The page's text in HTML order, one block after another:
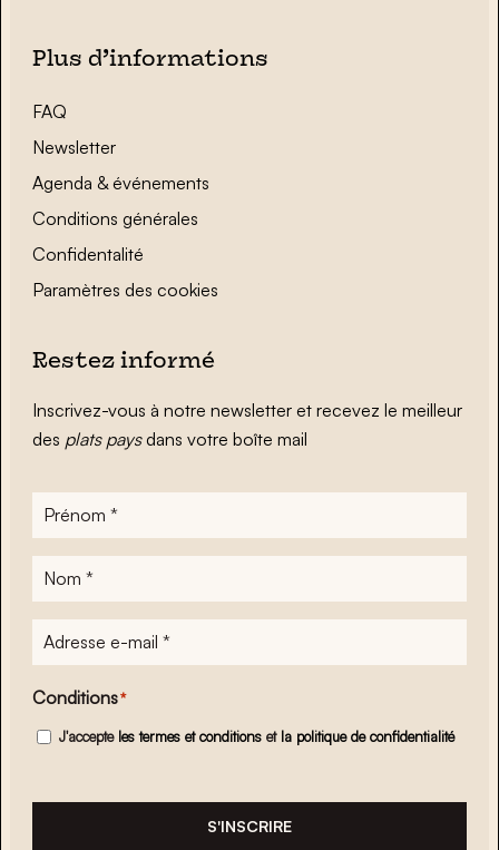
Plus d’informations
FAQ
Newsletter
Agenda & événements
Conditions générales
Confidentalité
Paramètres des cookies
Restez informé
Inscrivez-vous à notre newsletter et recevez le meilleur
des plats paysdans votre boîte mail
Prénom
Nom
Adresse
e-
mail*
Conditions*
J'accepte les termes et conditions et la politique de confidentialité
S'INSCRIRE